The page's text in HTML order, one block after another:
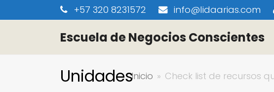
+57 320 8231572 info@lidaarias.com
Escuela de Negocios Conscientes
UnidadesInicio » Check list de recursos